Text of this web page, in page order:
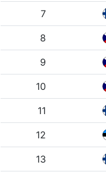
7
8
9
10
11
12
13